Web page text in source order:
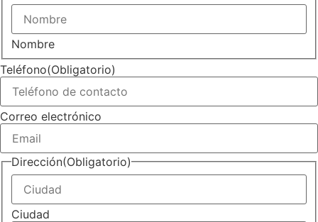
Nombre
Teléfono(Obligatorio)
Correo electrónico
Dirección(Obligatorio)
Ciudad